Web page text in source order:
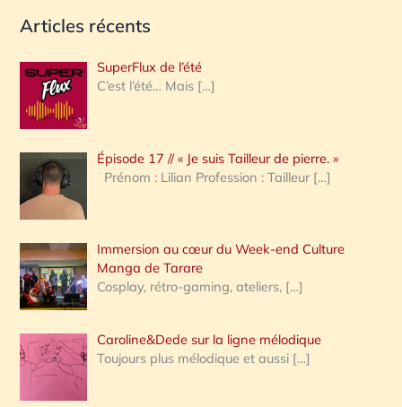
c
e
r
c
h
e
:
Articles récents
SuperFlux de l’été
C’est l’été… Mais […]
Épisode 17 // « Je suis Tailleur de pierre. »
Prénom : Lilian Profession : Tailleur […]
Immersion au cœur du Week-end Culture
Manga de Tarare
Cosplay, rétro-gaming, ateliers, […]
Caroline&Dede sur la ligne mélodique
Toujours plus mélodique et aussi […]